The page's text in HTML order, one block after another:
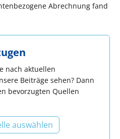
Abrechnung fand
nach aktuellen
Beiträge sehen? Dann
bevorzugten Quellen
auswählen